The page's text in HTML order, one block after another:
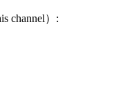
channel）: